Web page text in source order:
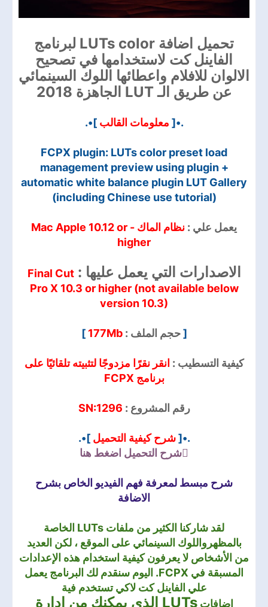
تحميل اضافة LUTs color لبرنامج
الفاينل كت لاستخدامها في تصحيح
الالوان للافلام واعطائها اللوك السينمائي
عن طريق الـ LUT الجاهزة 2018
.•[ معلومات القالب ]•.
FCPX plugin: LUTs color preset load
management preview using plugin +
automatic white balance plugin LUT Gallery
(including Chinese use tutorial)
يعمل علي : نظام الماك - Mac Apple 10.12 or
higher
الاصدارات التي يعمل عليها :Final Cut
Pro X 10.3 or higher (not available below
version 10.3)
[حجم الملف :177Mb
]
كيفية التسطيب : انقر نقرًا مزدوجًا لتثبيته تلقائيًا على
برنامج FCPX
رقم المشروع : SN:1296
.•[شرح كيفية التحميل ]•.
شرح التحميل اضغط هنا
شرح مبسط لمعرفة فهم الفيديو الخاص بشرح
الاضافة
لقد شاركنا الكثير من ملفات LUTs الخاصة
بالمظهرواللوك السينمائي على الموقع ، لكن العديد
من الأشخاص لا يعرفون كيفية استخدام هذه الإعدادات
المسبقة في FCPX. اليوم سنقدم لك البرنامج يعمل
علي الفاينل كت لاكي تستخدم فية
اضافاتLUTs الذي يمكنك من إدارة